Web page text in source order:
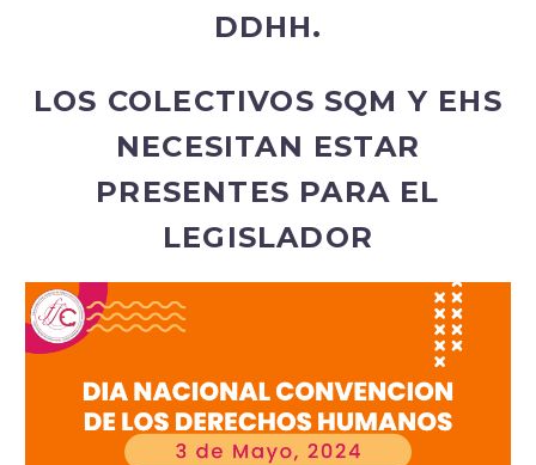
DDHH.
LOS COLECTIVOS SQM Y EHS
NECESITAN ESTAR
PRESENTES PARA EL
LEGISLADOR